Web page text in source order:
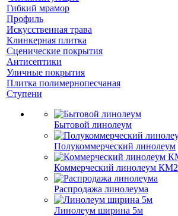
Гибкий мрамор
Профиль
Искусственная трава
Клинкерная плитка
Сценические покрытия
Антисептики
Уличные покрытия
Плитка полимернопесчаная
Ступени
Бытовой линолеум
Полукоммерческий линолеум
Коммерческий линолеум КМ2
Распродажа линолеума
Линолеум ширина 5м